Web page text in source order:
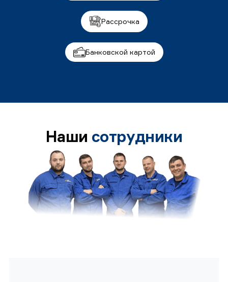
Рассрочка
Банковской картой
Наши сотрудники